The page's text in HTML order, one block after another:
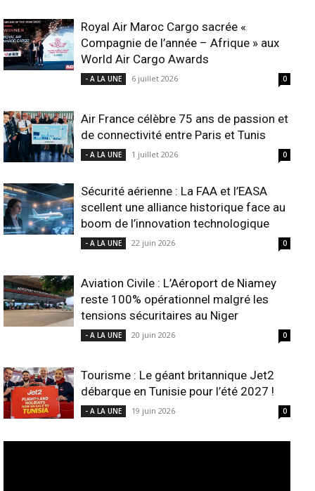
Royal Air Maroc Cargo sacrée «
Compagnie de l’année – Afrique » aux
World Air Cargo Awards
- A LA UNE 6 juillet 2026 0
Air France célèbre 75 ans de passion et
de connectivité entre Paris et Tunis
- A LA UNE 1 juillet 2026 0
Sécurité aérienne : La FAA et l’EASA
scellent une alliance historique face au
boom de l’innovation technologique
- A LA UNE 22 juin 2026 0
Aviation Civile : L’Aéroport de Niamey
reste 100% opérationnel malgré les
tensions sécuritaires au Niger
- A LA UNE 20 juin 2026 0
Tourisme : Le géant britannique Jet2
débarque en Tunisie pour l’été 2027 !
- A LA UNE 19 juin 2026 0